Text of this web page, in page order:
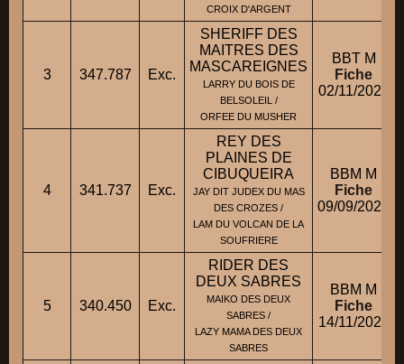
CROIX D'ARGENT
3 347.787 Exc.
SHERIFF DES
MAITRES DES
MASCAREIGNES
LARRY DU BOIS DE
BELSOLEIL /
ORFEE DU MUSHER
BBT M
Fiche
02/11/2021
4 341.737 Exc.
REY DES
PLAINES DE
CIBUQUEIRA
JAY DIT JUDEX DU MAS
DES CROZES /
LAM DU VOLCAN DE LA
SOUFRIERE
BBM M
Fiche
09/09/2020
5 340.450 Exc.
RIDER DES
DEUX SABRES
MAIKO DES DEUX
SABRES /
LAZY MAMA DES DEUX
SABRES
BBM M
Fiche
14/11/2020